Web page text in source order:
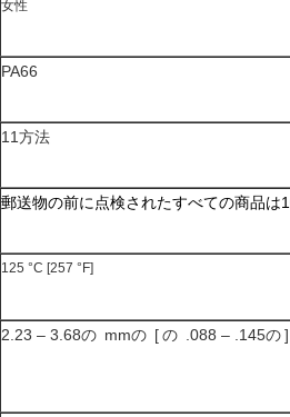
女性
PA66
11方法
郵送物の前に点検されたすべての商品は
125 °C [257 °F]
2.23 – 3.68の mmの [ の .088 – .145の ]